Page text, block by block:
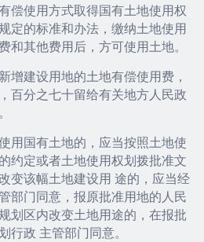
使用方式取得国有土地使用权
定的标准和办法，缴纳土地使用
和其他费用后，方可使用土地。
建设用地的土地有偿使用费，
百分之七十留给有关地方人民政
国有土地的，应当按照土地使
约定或者土地使用权划拨批准文
变该幅土地建设用 途的，应当经
部门同意，报原批准用地的人民
划区内改变土地用途的，在报批
行政 主管部门同意。